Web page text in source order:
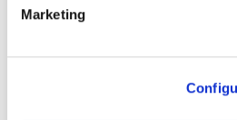
Marketing